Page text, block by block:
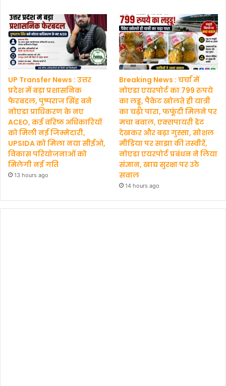
UP Transfer News : उत्तर
प्रदेश में बड़ा प्रशासनिक
फेरबदल, पुष्पराज सिंह बने
नोएडा प्राधिकरण के नए
ACEO, कई वरिष्ठ अधिकारियों
को मिली नई जिम्मेदारी,
UPSIDA को मिला नया सीईओ,
विकास परियोजनाओं को
मिलेगी नई गति
13 hours ago
Breaking News : चर्चा में
नोएडा एयरपोर्ट का 799 रुपये
का लड्डू, पैकेट खोलते ही यात्री
का चढ़ा पारा, फफूंदी मिलने पर
मचा बवाल, एक्सपायरी डेट
देखकर और बढ़ा गुस्सा, सोशल
मीडिया पर साझा की तस्वीरें,
नोएडा एयरपोर्ट प्रबंधन ने लिया
संज्ञान, खाद्य सुरक्षा पर उठे
सवाल
14 hours ago